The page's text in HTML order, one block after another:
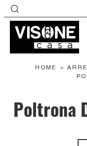
HOME >
Poltrona